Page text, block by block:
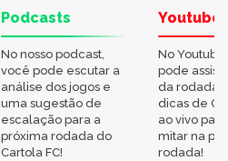
Podcasts
No nosso podcast,
você pode escutar a
análise dos jogos e
uma sugestão de
escalação para a
próxima rodada do
Cartola FC!
Youtube
No
pode
da rodada,
dicas de
ao vivo
mitar na
rodada!